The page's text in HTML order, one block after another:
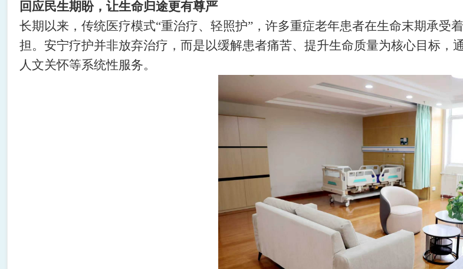
回应民生期盼，让生命归途更有尊严
长期以来，传统医疗模式“重治疗、轻照护”，许多重症老年患者在生命末期承受
担。安宁疗护并非放弃治疗，而是以缓解患者痛苦、提升生命质量为核心目标，
人文关怀等系统性服务。